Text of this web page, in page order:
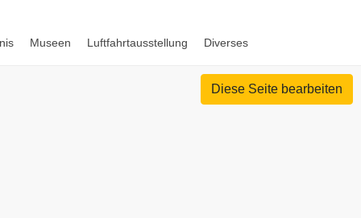
Museen Luftfahrtausstellung Diverses
Diese Seite bearbeiten